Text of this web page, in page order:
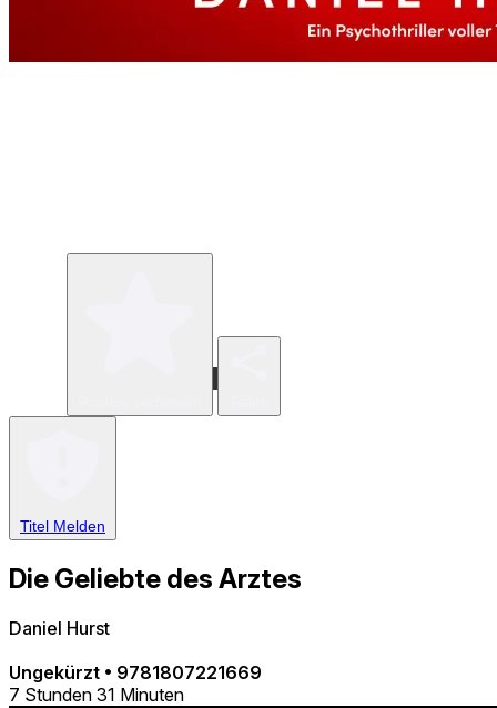
Titel Melden
Die Geliebte des Arztes
Daniel Hurst
Ungekürzt • 9781807221669
7 Stunden 31 Minuten